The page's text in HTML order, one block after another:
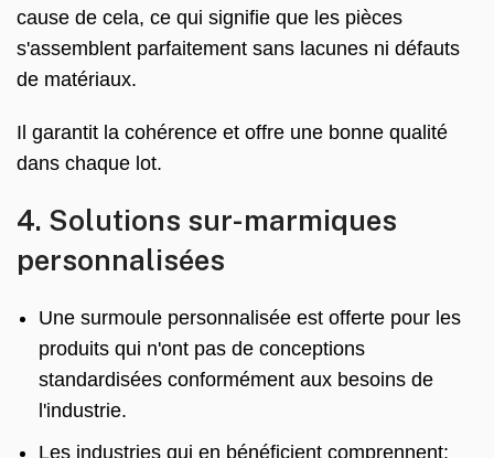
cause de cela, ce qui signifie que les pièces
s'assemblent parfaitement sans lacunes ni défauts
de matériaux.
Il garantit la cohérence et offre une bonne qualité
dans chaque lot.
4. Solutions sur-marmiques
personnalisées
Une surmoule personnalisée est offerte pour les
produits qui n'ont pas de conceptions
standardisées conformément aux besoins de
l'industrie.
Les industries qui en bénéficient comprennent: